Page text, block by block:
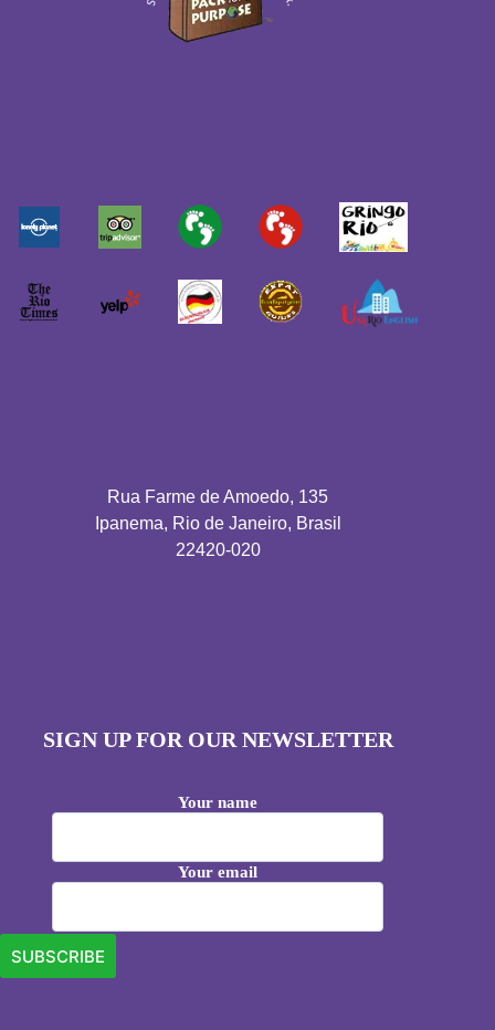
Rua Farme de Amoedo, 135
Ipanema, Rio de Janeiro, Brasil
22420-020
SIGN UP FOR OUR NEWSLETTER
Your name
Your email